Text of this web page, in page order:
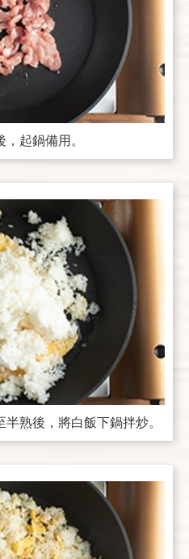
起鍋備用。
熟後，將白飯下鍋拌炒。